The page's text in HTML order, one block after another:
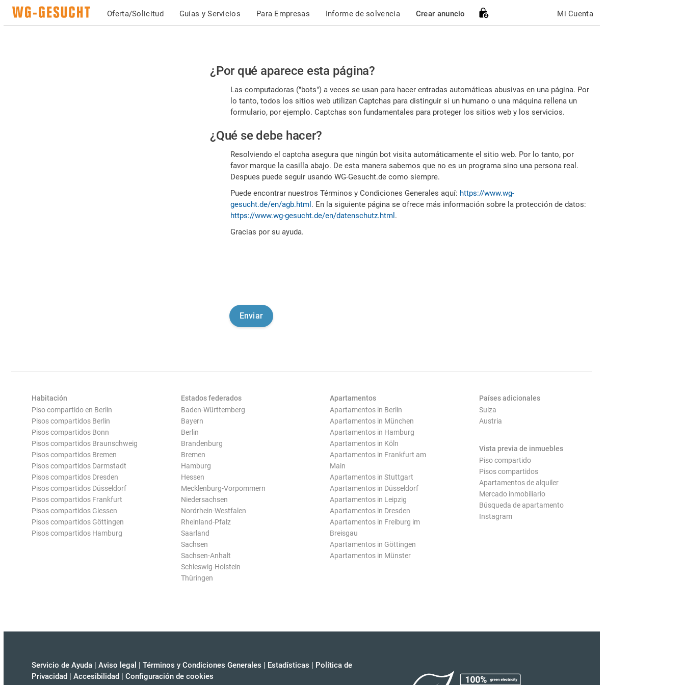
Oferta/Solicitud Guías y Servicios Para Empresas Informe de solvencia Crear anuncio Mi Cuenta
Por
favor,
confirme
es
humano
¿Por qué aparece esta página?
Las computadoras ("bots") a veces se usan para hacer entradas automáticas abusivas en una página. Por
lo tanto, todos los sitios web utilizan Captchas para distinguir si un humano o una máquina rellena un
formulario, por ejemplo. Captchas son fundamentales para proteger los sitios web y los servicios.
¿Qué se debe hacer?
Resolviendo el captcha asegura que ningún bot visita automáticamente el sitio web. Por lo tanto, por
favor marque la casilla abajo. De esta manera sabemos que no es un programa sino una persona real.
Despues puede seguir usando WG-Gesucht.de como siempre.
Puede encontrar nuestros Términos y Condiciones Generales aquí: https://www.wg-
gesucht.de/en/agb.html . En la siguiente página se ofrece más información sobre la protección de datos:
https://www.wg-gesucht.de/en/datenschutz.html .
Gracias por su ayuda.
Habitación
Piso compartido en Berlin
Pisos compartidos Berlin
Pisos compartidos Bonn
Pisos compartidos Braunschweig
Pisos compartidos Bremen
Pisos compartidos Darmstadt
Pisos compartidos Dresden
Pisos compartidos Düsseldorf
Pisos compartidos Frankfurt
Pisos compartidos Giessen
Pisos compartidos Göttingen
Pisos compartidos Hamburg
Estados federados
Baden-Württemberg
Bayern
Berlin
Brandenburg
Bremen
Hamburg
Hessen
Mecklenburg-Vorpommern
Niedersachsen
Nordrhein-Westfalen
Rheinland-Pfalz
Saarland
Sachsen
Sachsen-Anhalt
Schleswig-Holstein
Thüringen
Apartamentos
Apartamentos in Berlin
Apartamentos in München
Apartamentos in Hamburg
Apartamentos in Köln
Apartamentos in Frankfurt am
Main
Apartamentos in Stuttgart
Apartamentos in Düsseldorf
Apartamentos in Leipzig
Apartamentos in Dresden
Apartamentos in Freiburg im
Breisgau
Apartamentos in Göttingen
Apartamentos in Münster
Países adicionales
Suiza
Austria
Vista previa de inmuebles
Piso compartido
Pisos compartidos
Apartamentos de alquiler
Mercado inmobiliario
Búsqueda de apartamento
Instagram
Servicio de Ayuda | Aviso legal | Términos y Condiciones Generales | Estadísticas | Política de
Privacidad | Accesibilidad | Configuración de cookies